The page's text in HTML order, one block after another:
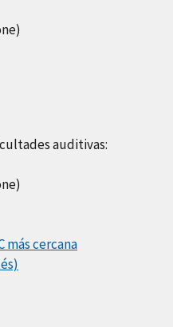
auditivas:
más cercana